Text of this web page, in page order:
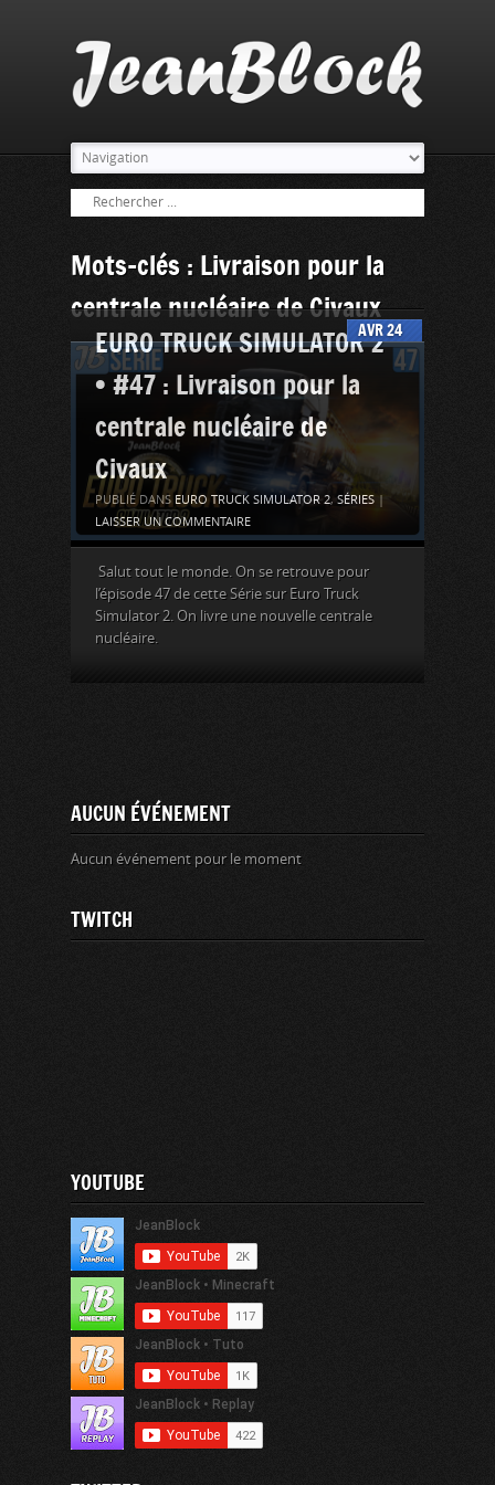
Mots-clés : Livraison pour la
centrale nucléaire de Civaux
24
AVR
EURO TRUCK SIMULATOR 2
• #47 : Livraison pour la
centrale nucléaire de
Civaux
PUBLIÉ DANS EURO TRUCK SIMULATOR 2, SÉRIES
LAISSER UN COMMENTAIRE
Salut tout le monde. On se retrouve pour
l’épisode 47 de cette Série sur Euro Truck
Simulator 2. On livre une nouvelle centrale
nucléaire.
AUCUN ÉVÉNEMENT
Aucun événement pour le moment
TWITCH
YOUTUBE